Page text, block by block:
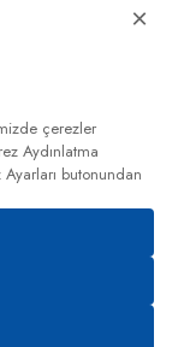
Karpuz
g
₺
₺
×
çerezler
Aydınlatma
butonundan